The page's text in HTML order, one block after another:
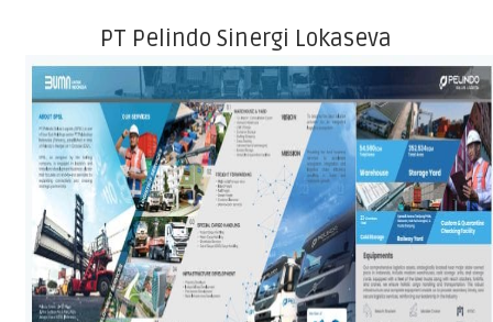
PT Pelindo Sinergi Lokaseva